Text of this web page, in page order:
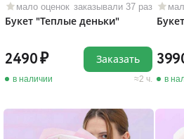
мало оценок заказывали 37 раз
Букет "Теплые деньки"
2490
в наличии 2 ч.
Заказать
в